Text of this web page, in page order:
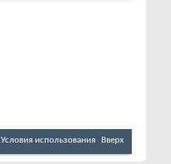
Условия использования Вверх